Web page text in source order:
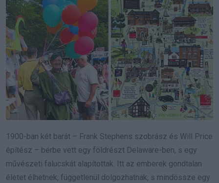
1900-ban két barát – Frank Stephens szobrász és Will Price
építész – bérbe vett egy földrészt Delaware-ben, s egy
művészeti falucskát alapítottak. Itt az emberek gondtalan
életet élhetnek, függetlenül dolgozhatnak, s mindössze egy